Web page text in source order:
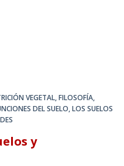
VEGETAL,FILOSOFÍA,
DEL SUELO,LOS SUELOS
y